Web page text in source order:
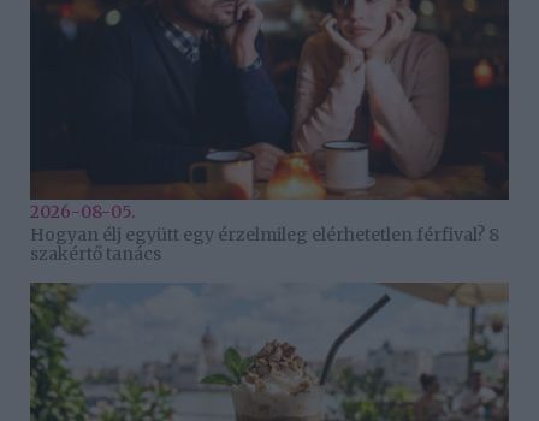
2026-08-05.
Hogyan élj együtt egy érzelmileg elérhetetlen férfival? 8
szakértő tanács